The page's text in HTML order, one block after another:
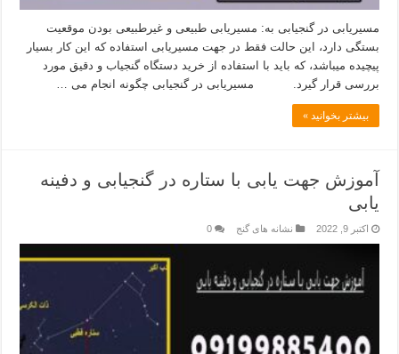
مسیریابی در گنجیابی به: مسیریابی طبیعی و غیرطبیعی بودن موقعیت
بستگی دارد، این حالت فقط در جهت مسیریابی استفاده که این کار بسیار
پیچیده میباشد، که باید با استفاده از خرید دستگاه گنجیاب و دقیق مورد
بررسی قرار گیرد. مسیریابی در گنجیابی چگونه انجام می …
بیشتر بخوانید »
آموزش جهت یابی با ستاره در گنجیابی و دفینه
یابی
اکتبر 9, 2022 نشانه های گنج 0